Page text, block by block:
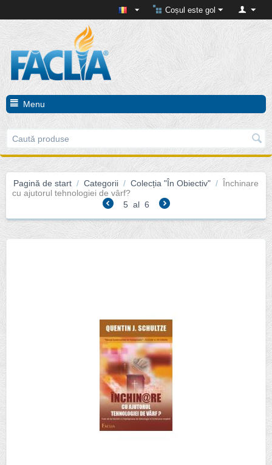
Coșul este gol
Menu
Pagină de start / Categorii / Colecția "În Obiectiv" / Închinare
cu ajutorul tehnologiei de vârf?
5 al 6